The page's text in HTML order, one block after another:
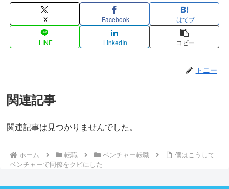
X Facebook はてブ
LINE LinkedIn コピー
トニー
関連記事
関連記事は見つかりませんでした。
ホーム 転職 ベンチャー転職
僕はこうして
ベンチャーで同僚をクビにした